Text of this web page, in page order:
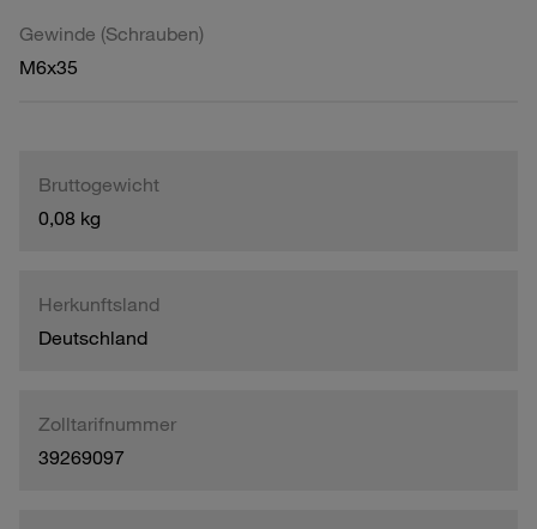
Gewinde (Schrauben)
M6x35
Bruttogewicht
0,08 kg
Herkunftsland
Deutschland
Zolltarifnummer
39269097